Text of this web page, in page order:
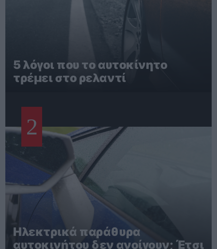
5 λόγοι που το αυτοκίνητο
τρέμει στο ρελαντί
2
Ηλεκτρικά παράθυρα
αυτοκινήτου δεν ανοίγουν; Έτσι